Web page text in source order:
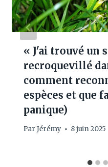
« J'ai trouvé un
recroquevillé
comment
espèces et que
panique)
Par Jérémy 8 juin 2025